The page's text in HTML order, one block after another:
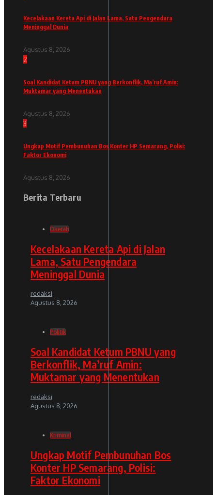
Kecelakaan Kereta Api di Jalan Lama, Satu Pengendara
Meninggal Dunia
Agustus 8, 2026
2
Soal Kandidat Ketum PBNU yang Berkonflik, Ma’ruf Amin:
Muktamar yang Menentukan
Agustus 8, 2026
3
Ungkap Motif Pembunuhan Bos Konter HP Semarang, Polisi:
Faktor Ekonomi
Agustus 8, 2026
Berita Terbaru
Daerah
Kecelakaan Kereta Api di Jalan
Lama, Satu Pengendara
Meninggal Dunia
redaksi
Agustus 8, 2026
Politik
Soal Kandidat Ketum PBNU yang
Berkonflik, Ma’ruf Amin:
Muktamar yang Menentukan
redaksi
Agustus 8, 2026
Kriminal
Ungkap Motif Pembunuhan Bos
Konter HP Semarang, Polisi:
Faktor Ekonomi